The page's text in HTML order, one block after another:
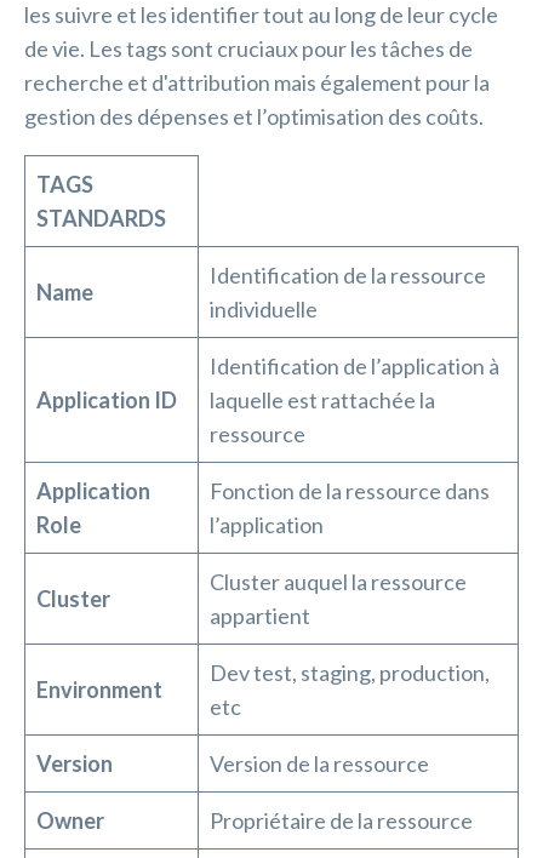
les suivre et les identifier tout au long de leur cycle
de vie. Les tags sont cruciaux pour les tâches de
recherche et d'attribution mais également pour la
gestion des dépenses et l’optimisation des coûts.
TAGS
STANDARDS
Name
Identification de la ressource
individuelle
Application ID
Identification de l’application à
laquelle est rattachée la
ressource
Application
Role
Fonction de la ressource dans
l’application
Cluster
Cluster auquel la ressource
appartient
Environment
Dev test, staging, production,
etc
Version Version de la ressource
Owner Propriétaire de la ressource